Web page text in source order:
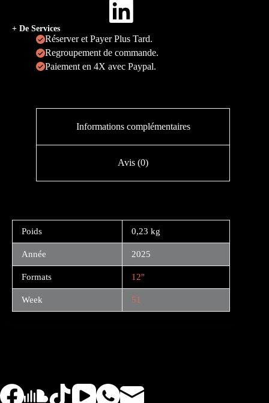
+ De Services
Réserver et Payer Plus Tard.
Regroupement de commande.
Paiement en 4X avec Paypal.
Informations complémentaires
Avis (0)
Poids 0,23 kg
Année 2025
Formats 12"
Week 51